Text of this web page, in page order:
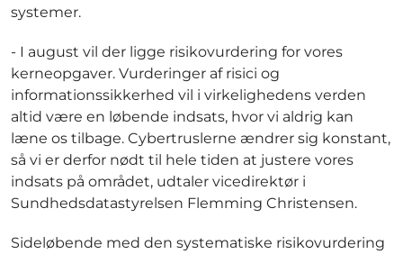
systemer.
- I august vil der ligge risikovurdering for vores
kerneopgaver. Vurderinger af risici og
informationssikkerhed vil i virkelighedens verden
altid være en løbende indsats, hvor vi aldrig kan
læne os tilbage. Cybertruslerne ændrer sig konstant,
så vi er derfor nødt til hele tiden at justere vores
indsats på området, udtaler vicedirektør i
Sundhedsdatastyrelsen Flemming Christensen.
Sideløbende med den systematiske risikovurdering